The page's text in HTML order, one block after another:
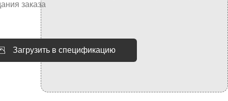
Загрузить в спецификацию